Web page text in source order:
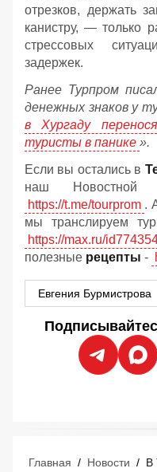
отрезков, держать
канистру, — только
стрессовых
задержек.
Ранее Турпром
денежных знаков у
в Хургаду
туристы в панике ».
Если вы остались в
наш
https://t.me/tourprom .
мы транслируем
https://max.ru/
полезные рецепты -
Евгения Бурмистрова
Главная / Новости /